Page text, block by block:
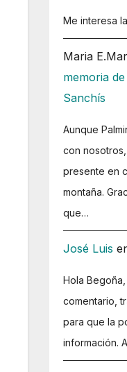
Me interesa
Maria
memoria
Sanchís
Aunque
con
presente en
montaña.
que…
José Luis
Hola
comentario,
para que la
información.